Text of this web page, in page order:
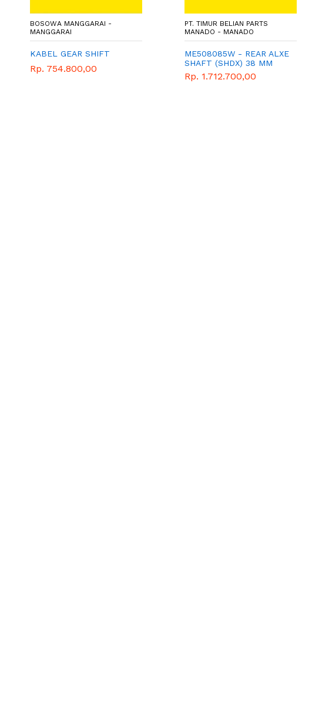
BOSOWA MANGGARAI -
MANGGARAI
KABEL GEAR SHIFT
Rp. 754.800,00
PT. TIMUR BELIAN PARTS
MANADO - MANADO
ME508085W - REAR ALXE
SHAFT (SHDX) 38 MM
Rp. 1.712.700,00